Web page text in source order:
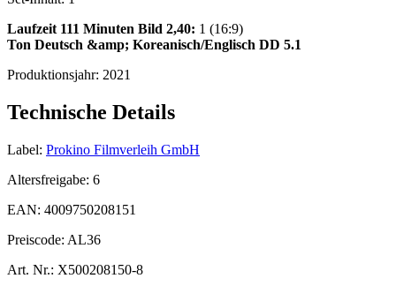
Laufzeit 111 Minuten Bild 2,40: 1 (16:9)
Ton Deutsch &amp; Koreanisch/Englisch DD 5.1
Produktionsjahr: 2021
Technische Details
Label: Prokino Filmverleih GmbH
Altersfreigabe: 6
EAN: 4009750208151
Preiscode: AL36
Art. Nr.: X500208150-8